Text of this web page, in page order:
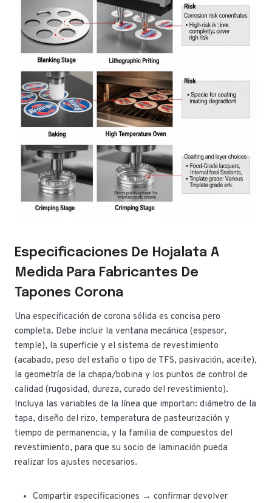
Especificaciones De Hojalata A
Medida Para Fabricantes De
Tapones Corona
Una especificación de corona sólida es concisa pero
completa. Debe incluir la ventana mecánica (espesor,
temple), la superficie y el sistema de revestimiento
(acabado, peso del estaño o tipo de TFS, pasivación, aceite),
la geometría de la chapa/bobina y los puntos de control de
calidad (rugosidad, dureza, curado del revestimiento).
Incluya las variables de la línea que importan: diámetro de la
tapa, diseño del rizo, temperatura de pasteurización y
tiempo de permanencia, y la familia de compuestos del
revestimiento, para que su socio de laminación pueda
realizar los ajustes necesarios.
Compartir especificaciones → confirmar devolver